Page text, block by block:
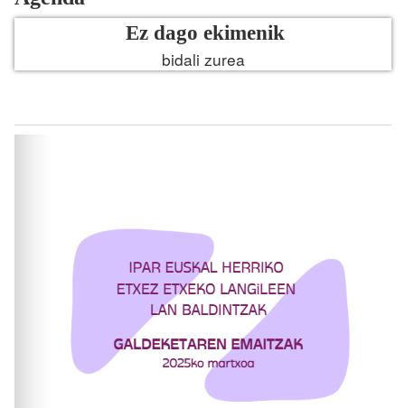
Ez dago ekimenik
bidali zurea